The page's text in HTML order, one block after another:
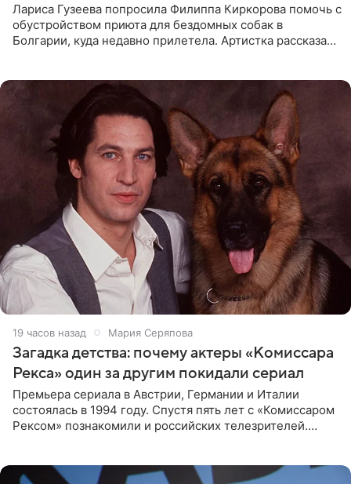
Лариса Гузеева попросила Филиппа Киркорова помочь с
обустройством приюта для бездомных собак в
Болгарии, куда недавно прилетела. Артистка рассказала
19 часов назад Мария Серяпова
Загадка детства: почему актеры «Комиссара
Рекса» один за другим покидали сериал
Премьера сериала в Австрии, Германии и Италии
состоялась в 1994 году. Спустя пять лет с «Комиссаром
Рексом» познакомили и российских телезрителей.